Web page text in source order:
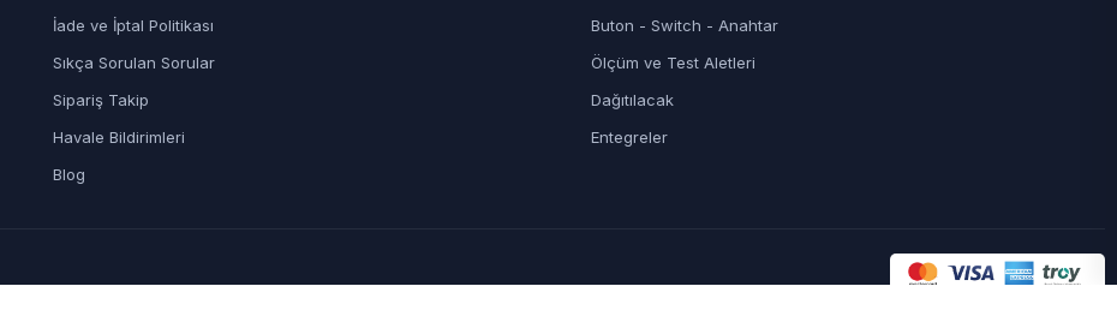
İade ve İptal Politikası
Sıkça Sorulan Sorular
Sipariş Takip
Havale Bildirimleri
Blog
Buton - Switch - Anahtar
Ölçüm ve Test Aletleri
Dağıtılacak
Entegreler